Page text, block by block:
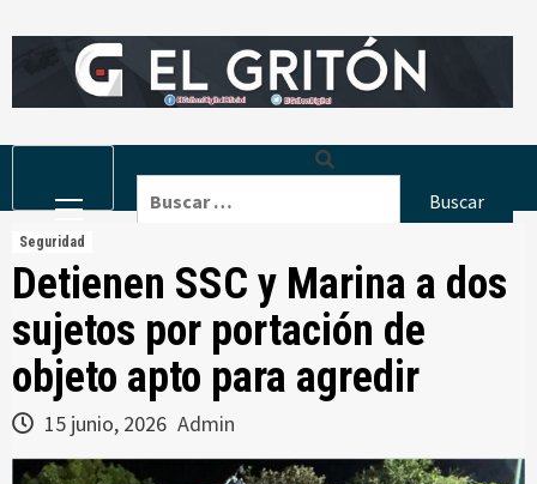
to
Menu
Seguridad
Detienen SSC y Marina a dos
sujetos por portación de
objeto apto para agredir
15 junio, 2026 Admin